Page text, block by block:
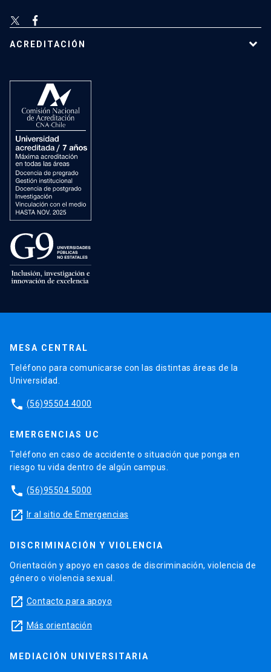
ACREDITACIÓN
MESA CENTRAL
Teléfono para comunicarse con las distintas áreas de la
Universidad.
phone (56)95504 4000
EMERGENCIAS UC
Teléfono en caso de accidente o situación que ponga en
riesgo tu vida dentro de algún campus.
phone (56)95504 5000
launch Ir al sitio de Emergencias
DISCRIMINACIÓN Y VIOLENCIA
Orientación y apoyo en casos de discriminación, violencia de
género o violencia sexual.
launch Contacto para apoyo
launch Más orientación
MEDIACIÓN UNIVERSITARIA